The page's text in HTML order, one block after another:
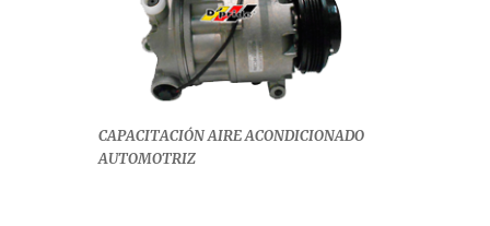
CAPACITACIÓN AIRE ACONDICIONADO
AUTOMOTRIZ